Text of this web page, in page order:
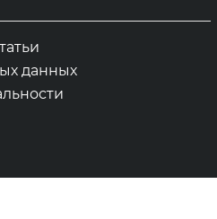
данных